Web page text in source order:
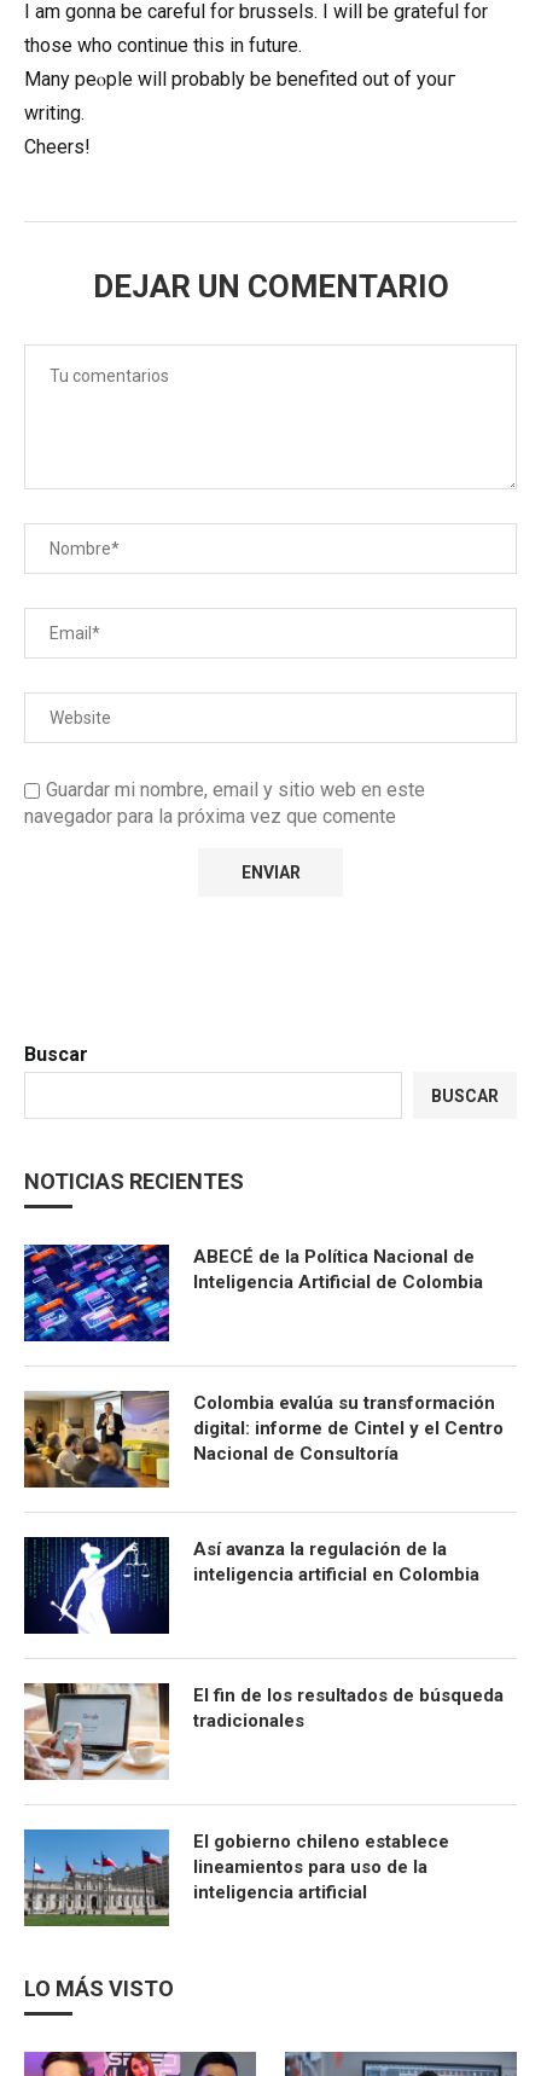
I am gonna be careful for brussels. I will be grateful for
those who continue this in future.
Many peⲟple will probably be benefited out of youг
writing.
Cheers!
DEJAR UN COMENTARIO
Guardar mi nombre, email y sitio web en este
navegador para la próxima vez que comente
Buscar
BUSCAR
NOTICIAS RECIENTES
ABECÉ de la Política Nacional de
Inteligencia Artificial de Colombia
Colombia evalúa su transformación
digital: informe de Cintel y el Centro
Nacional de Consultoría
Así avanza la regulación de la
inteligencia artificial en Colombia
El fin de los resultados de búsqueda
tradicionales
El gobierno chileno establece
lineamientos para uso de la
inteligencia artificial
LO MÁS VISTO